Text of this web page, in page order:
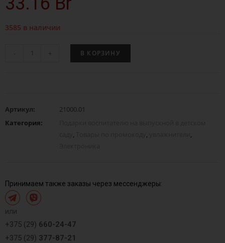
3585 в наличии
- + В КОРЗИНУ
Артикул:
21000.01
Категория:
, ,
,
Принимаем также заказы через мессенджеры:
или
+375 (29) 660-24-47
+375 (29) 377-87-21